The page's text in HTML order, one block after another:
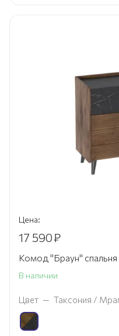
Цена:
17 590₽
Комод "Браун" спальня
В наличии
Цвет — Таксония /